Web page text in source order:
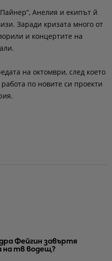
Анелия и екипът й
Заради кризата много от
и концертите на
на октомври, след което
по новите си проекти
Фейгин завъртя
на тв водещ?